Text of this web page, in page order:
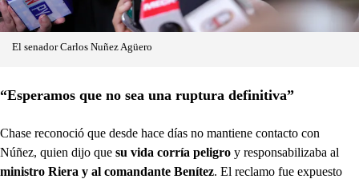
El senador Carlos Nuñez Agüero
“Esperamos que no sea una ruptura definitiva”
Chase reconoció que desde hace días no mantiene contacto con
Núñez, quien dijo que su vida corría peligro y responsabilizaba al
ministro Riera y al comandante Benítez. El reclamo fue expuesto